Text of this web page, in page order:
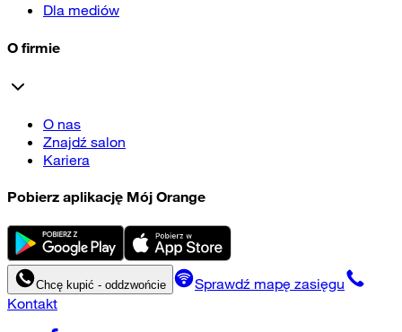
Dla mediów
O firmie
O nas
Znajdź salon
Kariera
Pobierz aplikację Mój Orange
Chcę kupić - oddzwońcie
Sprawdź mapę zasięgu
Kontakt